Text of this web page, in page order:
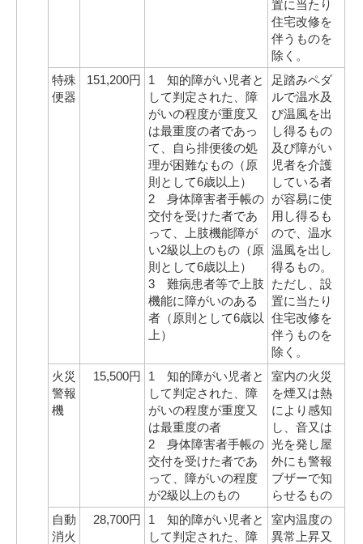
置に当たり
住宅改修を
伴うものを
除く。
特殊
便器
151,200円
1 知的障がい児者と
して判定された、障
がいの程度が重度又
は最重度の者であっ
て、自ら排便後の処
理が困難なもの（原
則として6歳以上）
2 身体障害者手帳の
交付を受けた者であ
って、上肢機能障が
い2級以上のもの（原
則として6歳以上）
3 難病患者等で上肢
機能に障がいのある
者（原則として6歳以
上）
足踏みペダ
ルで温水及
び温風を出
し得るもの
及び障がい
児者を介護
している者
が容易に使
用し得るも
ので、温水
温風を出し
得るもの。
ただし、設
置に当たり
住宅改修を
伴うものを
除く。
火災
警報
機
15,500円
1 知的障がい児者と
して判定された、障
がいの程度が重度又
は最重度の者
2 身体障害者手帳の
交付を受けた者であ
って、障がいの程度
が2級以上のもの
室内の火災
を煙又は熱
により感知
し、音又は
光を発し屋
外にも警報
ブザーで知
らせるもの
自動
消火
28,700円
1 知的障がい児者と
して判定された、障
室内温度の
異常上昇又